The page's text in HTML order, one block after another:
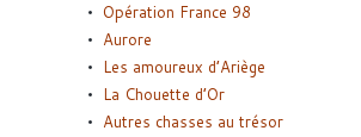
Opération France 98
Aurore
Les amoureux d’Ariège
La Chouette d’Or
Autres chasses au trésor